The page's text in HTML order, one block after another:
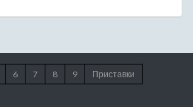
6 7 8 9
Приставки